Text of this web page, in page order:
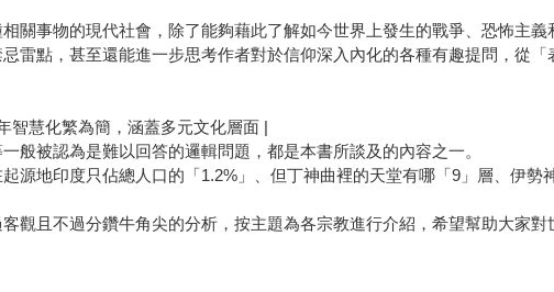
關事物的現代社會，除了能夠藉此了解如今世界上發生的戰爭、恐怖主義
雷點，甚至還能進一步思考作者對於信仰深入內化的各種有趣提問，從
慧化繁為簡，涵蓋多元文化層面 |
般被認為是難以回答的邏輯問題，都是本書所談及的內容之一。
源地印度只佔總人口的「1.2%」、但丁神曲裡的天堂有哪「9」層、伊勢
觀且不過分鑽牛角尖的分析，按主題為各宗教進行介紹，希望幫助大家對